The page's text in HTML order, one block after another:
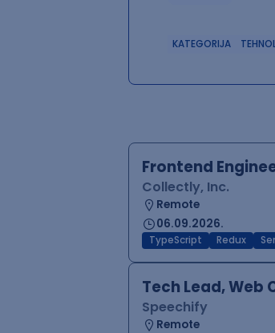
KATEGORIJA
Frontend
Collectly, Inc.
Remote
06.09.2026.
TypeScript Redux
Tech Lead, Web
Speechify
Remote